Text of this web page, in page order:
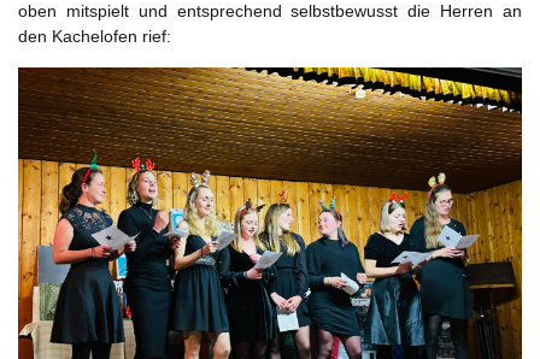
oben mitspielt und entsprechend selbstbewusst die Herren an
den Kachelofen rief: